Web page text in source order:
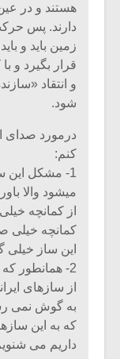
هستند و در
دارند. پس
زمین باید و
قرار بگیرد و
و انتقاد
شود.
درمورد صدای
کنم:
1- مشکل این
میشود والا
از کمانچه
کمانچه خیلی
این ساز
2- همانطور
از سازهای
به گوش نمی
که به این
داریم می